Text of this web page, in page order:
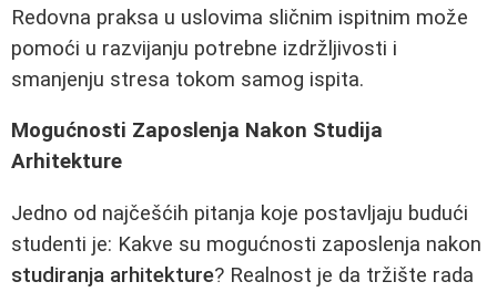
Redovna praksa u uslovima sličnim ispitnim može
pomoći u razvijanju potrebne izdržljivosti i
smanjenju stresa tokom samog ispita.
Mogućnosti Zaposlenja Nakon Studija
Arhitekture
Jedno od najčešćih pitanja koje postavljaju budući
studenti je: Kakve su mogućnosti zaposlenja nakon
studiranja arhitekture? Realnost je da tržište rada